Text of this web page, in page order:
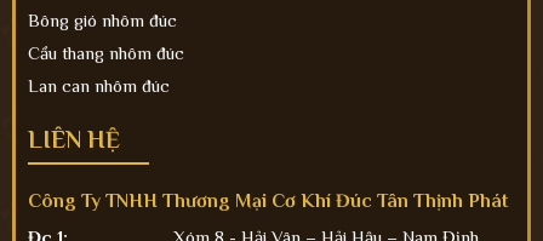
Bông gió nhôm đúc
Cầu thang nhôm đúc
Lan can nhôm đúc
LIÊN HỆ
Công Ty TNHH Thương Mại Cơ Khí Đúc Tân Thịnh Phát